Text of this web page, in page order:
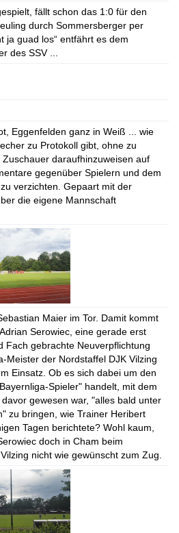
fällt schon das 1:0 für den
durch Sommersberger per
ja guad los“ entfährt es dem
des SSV ...
Eggenfelden ganz in Weiß ... wie
zu Protokoll gibt, ohne zu
daraufhinzuweisen auf
gegenüber Spielern und dem
verzichten. Gepaart mit der
die eigene Mannschaft
Maier im Tor. Damit kommt
Serowiec, eine gerade erst
Fach gebrachte Neuverpflichtung
Meister der Nordstaffel DJK Vilzing
Einsatz. Ob es sich dabei um den
Spieler" handelt, mit dem
gewesen war, "alles bald unter
zu bringen, wie Trainer Heribert
Tagen berichtete? Wohl kaum,
doch in Cham beim
nicht wie gewünscht zum Zug.